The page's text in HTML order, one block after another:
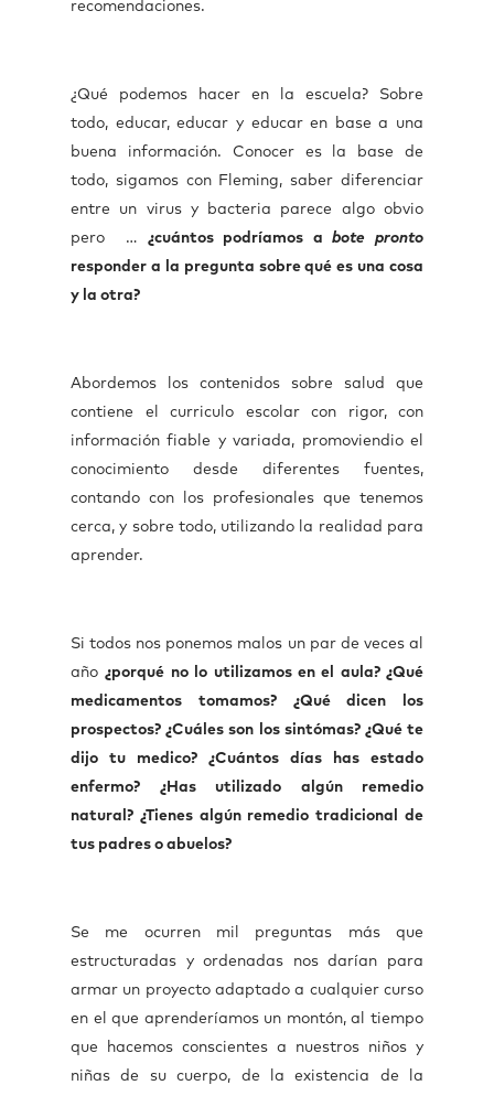
recomendaciones.
¿Qué podemos hacer en la escuela? Sobre
todo, educar, educar y educar en base a una
buena información. Conocer es la base de
todo, sigamos con Fleming, saber diferenciar
entre un virus y bacteria parece algo obvio
pero … ¿cuántos podríamos abote pronto
responder a la pregunta sobre qué es una cosa
y la otra?
Abordemos los contenidos sobre salud que
contiene el curriculo escolar con rigor, con
información fiable y variada, promoviendio el
conocimiento desde diferentes fuentes,
contando con los profesionales que tenemos
cerca, y sobre todo, utilizando la realidad para
aprender.
Si todos nos ponemos malos un par de veces al
año¿porqué no lo utilizamos en el aula? ¿Qué
medicamentos tomamos? ¿Qué dicen los
prospectos? ¿Cuáles son los sintómas? ¿Qué te
dijo tu medico? ¿Cuántos días has estado
enfermo? ¿Has utilizado algún remedio
natural? ¿Tienes algún remedio tradicional de
tus padres o abuelos?
Se me ocurren mil preguntas más que
estructuradas y ordenadas nos darían para
armar un proyecto adaptado a cualquier curso
en el que aprenderíamos un montón, al tiempo
que hacemos conscientes a nuestros niños y
niñas de su cuerpo, de la existencia de la